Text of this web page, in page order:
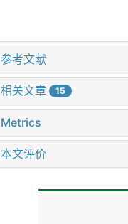
参考文献
相关文章 15
Metrics
本文评价